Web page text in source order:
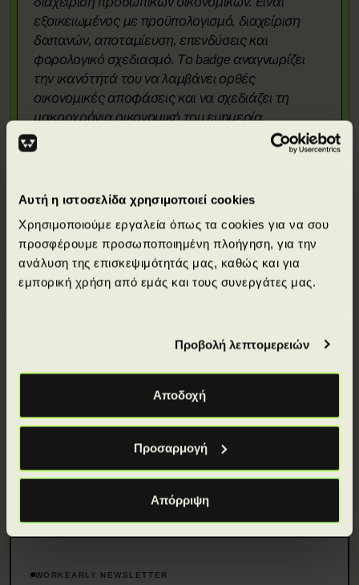
Αυτή η ιστοσελίδα χρησιμοποιεί cookies
Χρησιμοποιούμε εργαλεία όπως τα cookies για να σου
προσφέρουμε προσωποποιημένη πλοήγηση, για την
ανάλυση της επισκεψιμότητάς μας, καθώς και για
εμπορική χρήση από εμάς και τους συνεργάτες μας.
Προβολή λεπτομερειών
Αποδοχή
Προσαρμογή
Απόρριψη
εξοικειωμένος με προϋπολογισμό, διαχείριση
δαπανών, αποταμίευση, επενδύσεις και
φορολογικό σχεδιασμό. Το badge αναγνωρίζει
την ικανότητά του να λαμβάνει ορθές
οικονομικές αποφάσεις και να σχεδιάζει τη
μακροχρόνια οικονομική του ευημερία.
Απόκτησε πιστοποιήσεις από κορυφαίους
διεθνείς φορείς.
WORKEARLY NEWSLETTER